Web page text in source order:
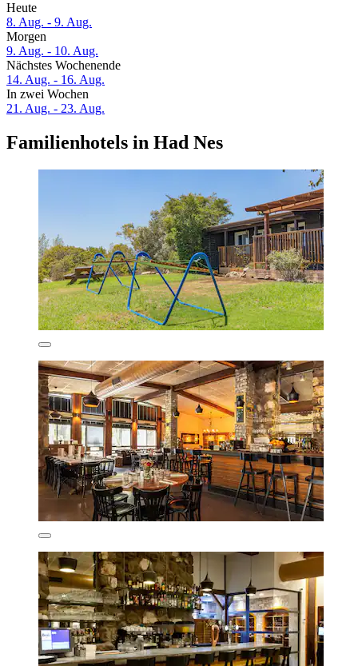
Heute
8. Aug. - 9. Aug.
Morgen
9. Aug. - 10. Aug.
Nächstes Wochenende
14. Aug. - 16. Aug.
In zwei Wochen
21. Aug. - 23. Aug.
Familienhotels in Had Nes